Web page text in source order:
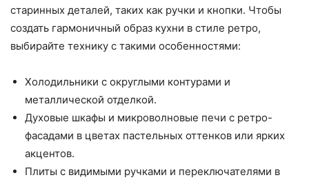
старинных деталей, таких как ручки и кнопки. Чтобы
создать гармоничный образ кухни в стиле ретро,
выбирайте технику с такими особенностями:
Холодильники с округлыми контурами и
металлической отделкой.
Духовые шкафы и микроволновые печи с ретро-
фасадами в цветах пастельных оттенков или ярких
акцентов.
Плиты с видимыми ручками и переключателями в